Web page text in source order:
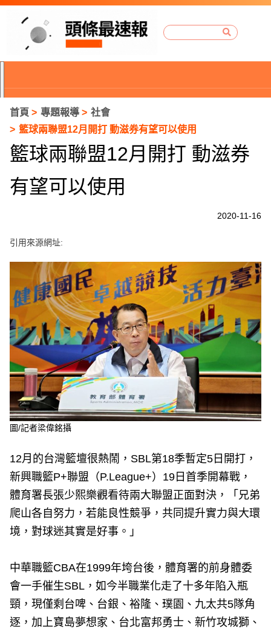
首頁 專題報導
社會
籃球兩聯盟12月開打 動滋券有望可以使用
籃球兩聯盟12月開打 動滋券
有望可以使用
2020-11-16
引用來源網址:
圖/記者梁偉銘攝
12月的台灣籃壇很熱鬧，SBL第18季暫定5日開打，
新興職籃P+聯盟（P.League+）19日首季開幕戰，
體育署長張少熙樂觀看待兩大聯盟正面對決，「兄弟
爬山各自努力，若能良性競爭，共同提升實力與大環
境，對球迷其實是好事。」
中華職籃CBA在1999年垮台後，體育署的前身體委
會一手催生SBL，如今半職業化走了十多年陷入瓶
頸，現僅剩台啤、台銀、裕隆、璞園、九太共5隊角
逐，加上寶島夢想家、台北富邦勇士、新竹攻城獅、